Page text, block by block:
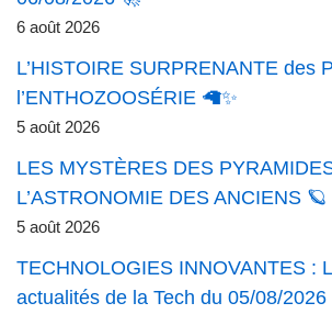
6 août 2026
L’HISTOIRE SURPRENANTE des
l’ENTHOZOOSÉRIE 🦙✨
5 août 2026
LES MYSTÈRES DES
L’ASTRONOMIE DES ANCIENS 🪐
5 août 2026
TECHNOLOGIES INNOVANTES :
actualités de la Tech du 05/08/2026